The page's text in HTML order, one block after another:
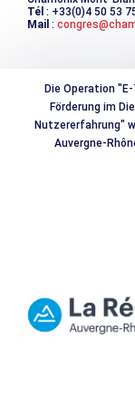
Tél : +33(0)4 50 53
Mail :
Die Operation
Förderung im
Nutzererfahrung"
Auvergne-